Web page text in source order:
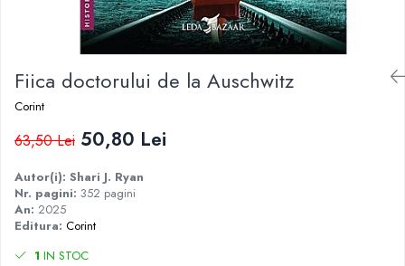
Istorie/Critica
Jurnale/Memorii
Manuale scolare/Cursuri
Medicină
Politică/Geopolitică
Proză
Fiica doctorului de la Auschwitz
Corint
63,50 Lei 50,80 Lei
Autor(i): Shari J. Ryan
Nr. pagini: 352 pagini
An: 2025
Editura: Corint
1 IN STOC